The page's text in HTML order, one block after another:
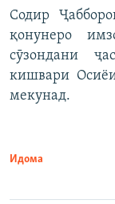
Содир
қонунеро
сӯзондани
кишвари
мекунад.
Идома